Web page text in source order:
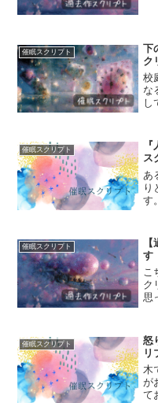
生
催眠スクリプト
下
ク
校
な
し
て
催眠スクリプト
ス
あ
り
す
も
催眠スクリプト
す
こ
ク
思
目
す
催眠スクリプト
怒
リ
木
が
て